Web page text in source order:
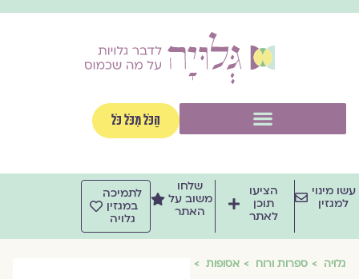
הַכֹּל מִכֹּל כֹּל
מינוי
למגזין
הציעו
תוכן
לאתר
שלחו
משוב על
האתר
לתמיכה
במגזין
גלויה
גלויה ספרות ורוח אסופות